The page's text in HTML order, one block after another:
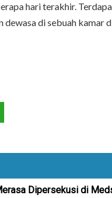
hari terakhir.
di sebuah kamar
Dipersekusi di